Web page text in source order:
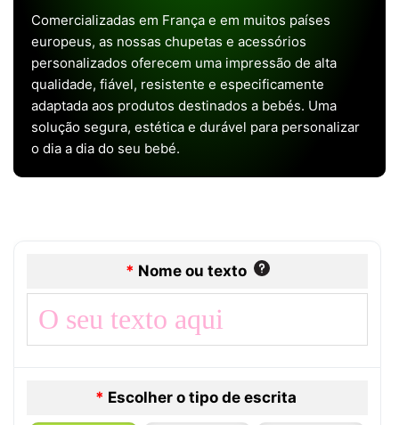
Comercializadas em França e em muitos países
europeus, as nossas chupetas e acessórios
personalizados oferecem uma impressão de alta
qualidade, fiável, resistente e especificamente
adaptada aos produtos destinados a bebés. Uma
solução segura, estética e durável para personalizar
o dia a dia do seu bebé.
* Nome ou texto
* Escolher o tipo de escrita